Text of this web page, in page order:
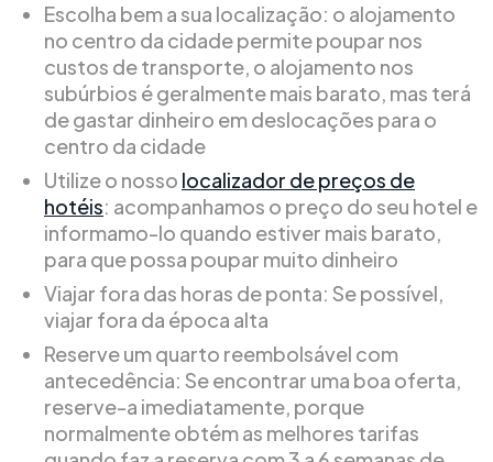
Escolha bem a sua localização: o alojamento
no centro da cidade permite poupar nos
custos de transporte, o alojamento nos
subúrbios é geralmente mais barato, mas terá
de gastar dinheiro em deslocações para o
centro da cidade
Utilize o nosso localizador de preços de
hotéis: acompanhamos o preço do seu hotel e
informamo-lo quando estiver mais barato,
para que possa poupar muito dinheiro
Viajar fora das horas de ponta: Se possível,
viajar fora da época alta
Reserve um quarto reembolsável com
antecedência: Se encontrar uma boa oferta,
reserve-a imediatamente, porque
normalmente obtém as melhores tarifas